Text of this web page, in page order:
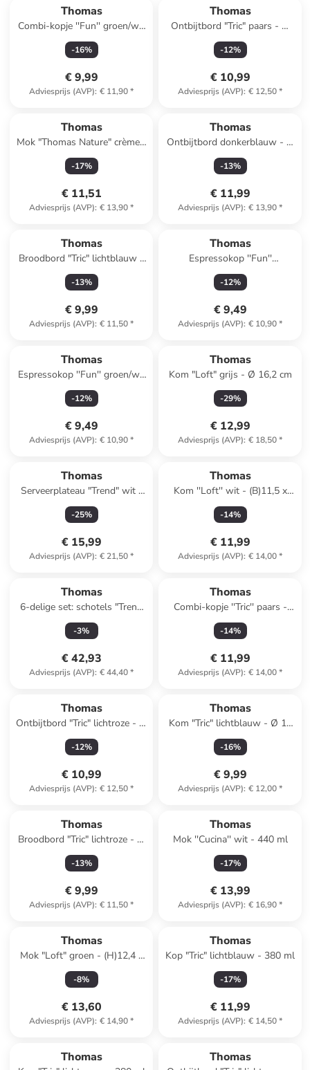
Thomas
Combi-kopje ''Fun'' groen/wit
- 280 ml
-16%
€ 9,99
Adviesprijs (AVP): € 11,90*
Thomas
Ontbijtbord "Tric" paars - Ø
22 cm
-12%
€ 10,99
Adviesprijs (AVP): € 12,50*
Thomas
Mok "Thomas Nature" crème -
(H)13,6 x Ø 8,3 cm
-17%
€ 11,51
Adviesprijs (AVP): € 13,90*
Thomas
Ontbijtbord donkerblauw - Ø
20 cm
-13%
€ 11,99
Adviesprijs (AVP): € 13,90*
Thomas
Broodbord "Tric" lichtblauw -
Ø 18 cm
-13%
€ 9,99
Adviesprijs (AVP): € 11,50*
Thomas
Espressokop ''Fun''
lichtgrijs/groen - 120 ml
-12%
€ 9,49
Adviesprijs (AVP): € 10,90*
Thomas
Espressokop ''Fun'' groen/wit
- 120 ml
-12%
€ 9,49
Adviesprijs (AVP): € 10,90*
Thomas
Kom "Loft" grijs - Ø 16,2 cm
-29%
€ 12,99
Adviesprijs (AVP): € 18,50*
Thomas
Serveerplateau "Trend" wit -
(L)18,5 x (B)13,5 cm
-25%
€ 15,99
Adviesprijs (AVP): € 21,50*
Thomas
Kom ''Loft'' wit - (B)11,5 x
(H)3,6 x (D)11,5 cm
-14%
€ 11,99
Adviesprijs (AVP): € 14,00*
Thomas
6-delige set: schotels "Trend
Colour" grijs - (H)2,3 x Ø 14
cm
-3%
€ 42,93
Adviesprijs (AVP): € 44,40*
Thomas
Combi-kopje ''Tric'' paars -
280 ml
-14%
€ 11,99
Adviesprijs (AVP): € 14,00*
Thomas
Ontbijtbord "Tric" lichtroze - Ø
22 cm
-12%
€ 10,99
Adviesprijs (AVP): € 12,50*
Thomas
Kom "Tric" lichtblauw - Ø 12
cm
-16%
€ 9,99
Adviesprijs (AVP): € 12,00*
Thomas
Broodbord "Tric" lichtroze - Ø
18 cm
-13%
€ 9,99
Adviesprijs (AVP): € 11,50*
Thomas
Mok ''Cucina'' wit - 440 ml
-17%
€ 13,99
Adviesprijs (AVP): € 16,90*
Thomas
Mok "Loft" groen - (H)12,4 x
Ø 7,5 cm
-8%
€ 13,60
Adviesprijs (AVP): € 14,90*
Thomas
Kop "Tric" lichtblauw - 380 ml
-17%
€ 11,99
Adviesprijs (AVP): € 14,50*
Thomas Thomas